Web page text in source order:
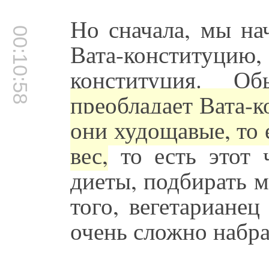
00:10:58 Но сначала, мы
Вата-
конституция.
преобладает Вата-
они худощавые, то
вес,то есть этот
диеты, подбирать
того,
очень сложно